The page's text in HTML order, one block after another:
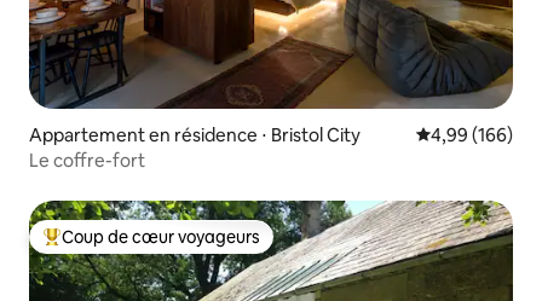
Appartement en résidence ⋅ Bristol City Évaluation
4,99 (166)
Le coffre-fort
Coups de cœur voyageurs les plus appréciés
Coup de cœur voyageurs